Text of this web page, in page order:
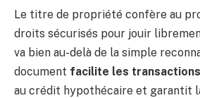
Le titre de propriété confère au
droits sécurisés pour jouir
va bien au-delà de la simple
document facilite les transactions
au crédit hypothécaire et garantit